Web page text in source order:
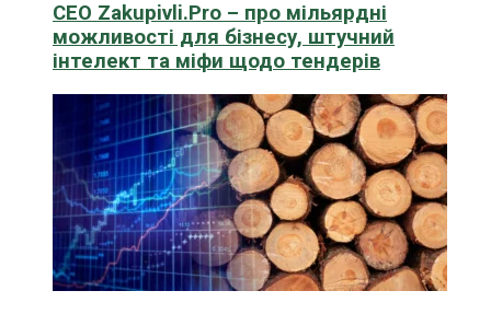
CEO Zakupivli.Pro – про мільярдні
можливості для бізнесу, штучний
інтелект та міфи щодо тендерів